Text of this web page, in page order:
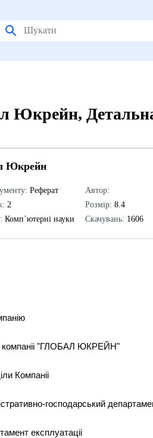
Юкрейн,
Юкрейн
Реферат
2
Комп`ютерні науки
Автор:
Розмір: 8.4
Скачувань: 1606
компаніі "ГЛОБАЛ ЮКРЕЙН"
Компаніі
господарський
експлуатаціі